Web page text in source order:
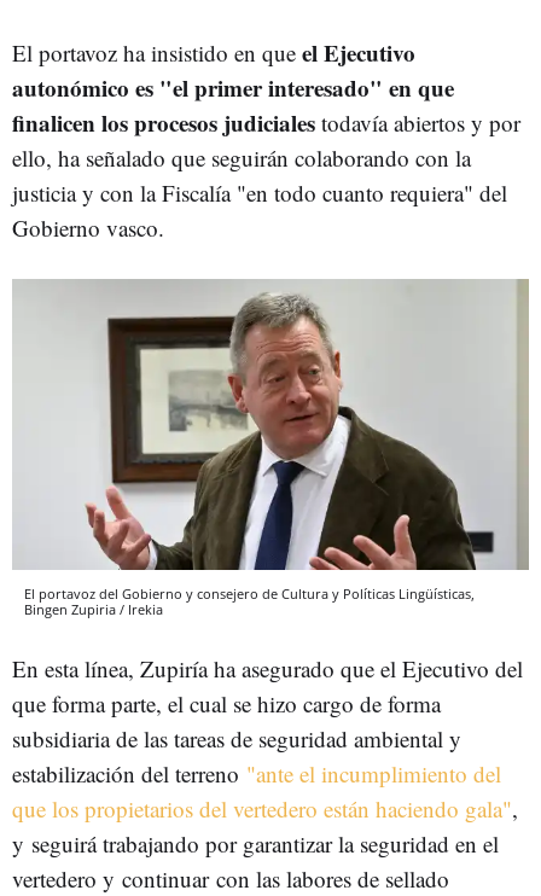
El portavoz ha insistido en que el Ejecutivo
autonómico es "el primer interesado" en que
finalicen los procesos judiciales todavía abiertos y por
ello, ha señalado que seguirán colaborando con la
justicia y con la Fiscalía "en todo cuanto requiera" del
Gobierno vasco.
El portavoz del Gobierno y consejero de Cultura y Políticas Lingüísticas,
Bingen Zupiria / Irekia
En esta línea, Zupiría ha asegurado que el Ejecutivo del
que forma parte, el cual se hizo cargo de forma
subsidiaria de las tareas de seguridad ambiental y
estabilización del terreno "ante el incumplimiento del
que los propietarios del vertedero están haciendo gala",
y seguirá trabajando por garantizar la seguridad en el
vertedero y continuar con las labores de sellado